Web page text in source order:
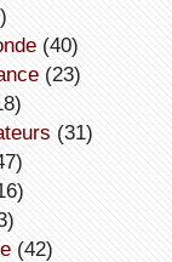
(40)
(23)
(31)
(42)